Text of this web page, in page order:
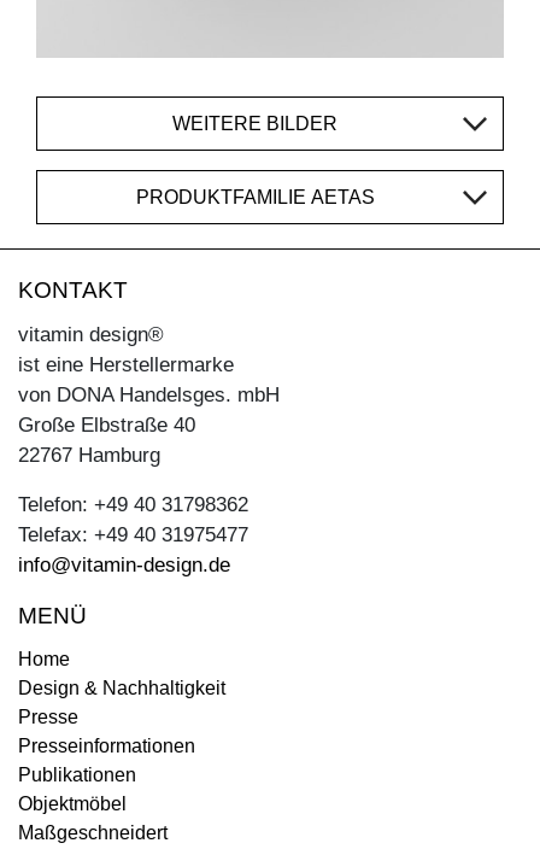
WEITERE BILDER
PRODUKTFAMILIE AETAS
KONTAKT
vitamin design®
ist eine Herstellermarke
von DONA Handelsges. mbH
Große Elbstraße 40
22767 Hamburg
Telefon: +49 40 31798362
Telefax: +49 40 31975477
info@vitamin-design.de
MENÜ
Home
Design & Nachhaltigkeit
Presse
Presseinformationen
Publikationen
Objektmöbel
Maßgeschneidert